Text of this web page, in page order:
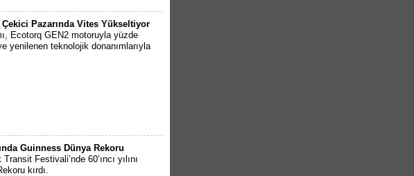
Pazarında Vites Yükseltiyor
Ecotorq GEN2 motoruyla yüzde
yenilenen teknolojik donanımlarıyla
Guinness Dünya Rekoru
Festivali’nde 60’ıncı yılını
kırdı.